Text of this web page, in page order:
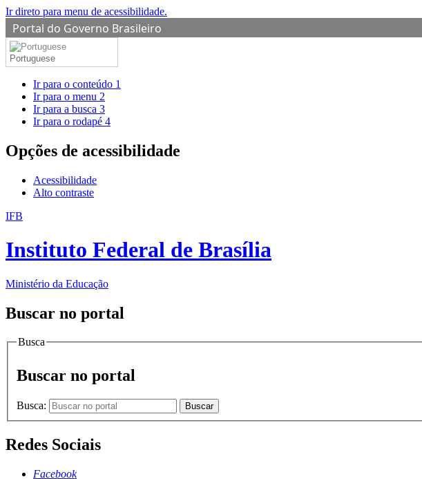
Ir direto para menu de acessibilidade.
Portal do Governo Brasileiro
Portuguese
Ir para o conteúdo 1
Ir para o menu 2
Ir para a busca 3
Ir para o rodapé 4
Opções de acessibilidade
Acessibilidade
Alto contraste
IFB
Instituto Federal de Brasília
Ministério da Educação
Buscar no portal
Busca
Buscar no portal
Busca: Buscar
Redes Sociais
Facebook